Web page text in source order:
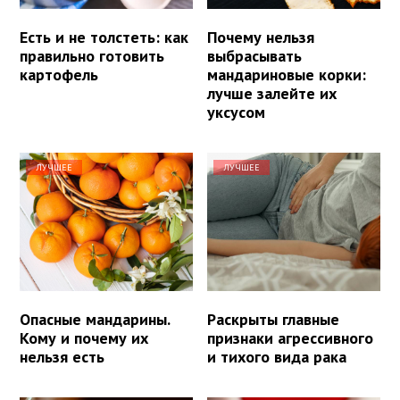
Есть и не толстеть: как
правильно готовить
картофель
Почему нельзя
выбрасывать
мандариновые корки:
лучше залейте их
уксусом
ЛУЧШЕЕ
Опасные мандарины.
Кому и почему их
нельзя есть
ЛУЧШЕЕ
Раскрыты главные
признаки агрессивного
и тихого вида рака